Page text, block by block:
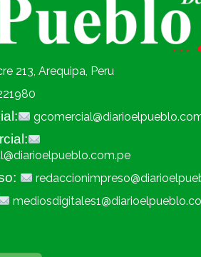
213, Arequipa, Peru